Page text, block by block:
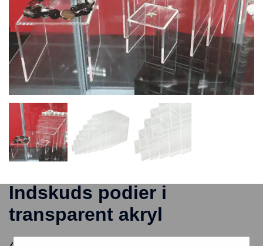
Indskuds podier i
transparent akryl